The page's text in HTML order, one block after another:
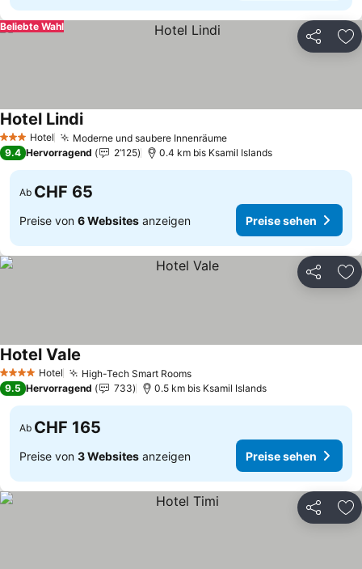
Teilen
Beliebte Wahl
3 SterneHotel Moderne und saubere Innenräume
Hotel Lindi
9.4 Hervorragend 2’125 0.4 km bis Ksamil Islands
Ab CHF 65
Preise von 6 Websites anzeigen Preise sehen
Teilen
4 Sterne Hotel High-Tech Smart Rooms
Hotel Vale
9.5 Hervorragend 733 0.5 km bis Ksamil Islands
Ab CHF 165
Preise von 3 Websites anzeigen Preise sehen
Teilen